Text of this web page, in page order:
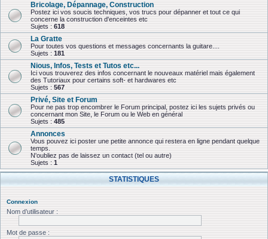
Bricolage, Dépannage, Construction
Postez ici vos soucis techniques, vos trucs pour dépanner et tout ce qui
concerne la construction d'enceintes etc
Sujets : 618
La Gratte
Pour toutes vos questions et messages concernants la guitare....
Sujets : 181
Nious, Infos, Tests et Tutos etc...
Ici vous trouverez des infos concernant le nouveaux matériel mais également
des Tutoriaux pour certains soft- et hardwares etc
Sujets : 567
Privé, Site et Forum
Pour ne pas trop encombrer le Forum principal, postez ici les sujets privés ou
concernant mon Site, le Forum ou le Web en général
Sujets : 485
Annonces
Vous pouvez ici poster une petite annonce qui restera en ligne pendant quelque
temps.
N'oubliez pas de laissez un contact (tel ou autre)
Sujets : 1
STATISTIQUES
Connexion
Nom d’utilisateur :
Mot de passe :